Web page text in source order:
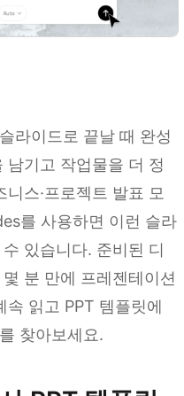
라이드로 끝날 때 완성
남기고 작업물을 더 정
스·프로젝트 발표 모
를 사용하면 이런 슬라
있습니다. 준비된 디
분 만에 프레젠테이션
읽고 PPT 템플릿에
찾아보세요.